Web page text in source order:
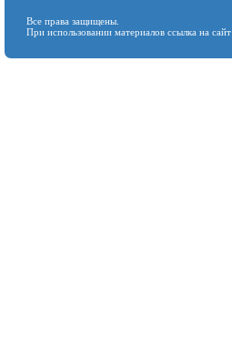
Все права защищены.
При использовании материалов ссылка на сайт